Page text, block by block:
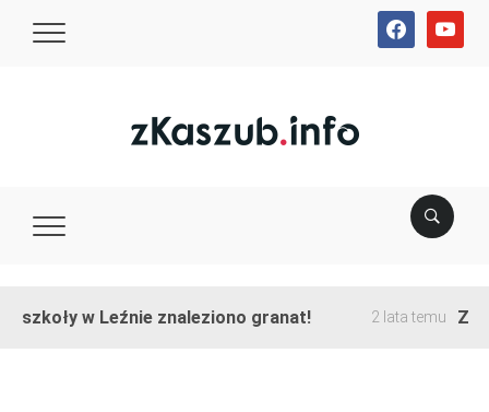
facebookyoutube
szkoły w Leźnie znaleziono granat! 2 lata temu